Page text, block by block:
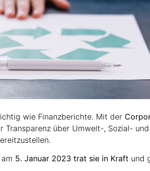
wie Finanzberichte. Mit der
über Umwelt-, Sozial-
5. Januar 2023 trat sie in Kraft und